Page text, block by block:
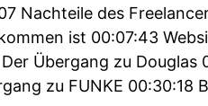
Nachteile des
ist 00:07:43
Übergang zu
zu FUNKE 00:30:18